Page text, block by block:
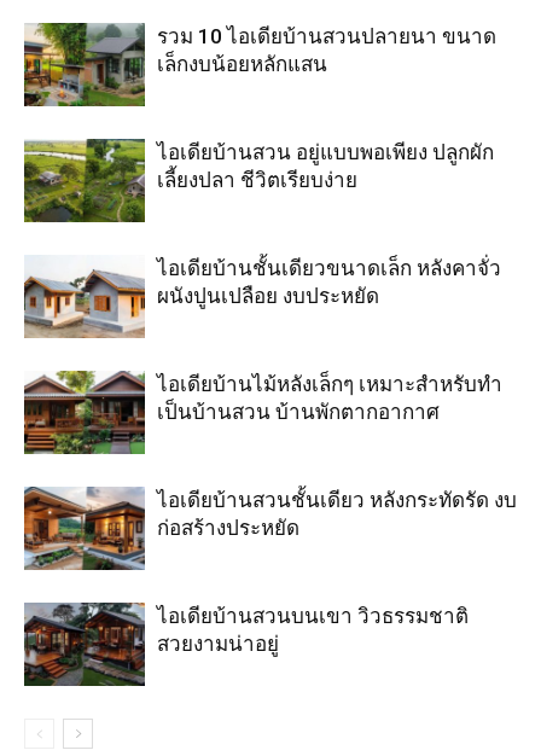
รวม 10 ไอเดียบ้านสวนปลายนา ขนาด
เล็กงบน้อยหลักแสน
ไอเดียบ้านสวน อยู่แบบพอเพียง ปลูกผัก
เลี้ยงปลา ชีวิตเรียบง่าย
ไอเดียบ้านชั้นเดียวขนาดเล็ก หลังคาจั่ว
ผนังปูนเปลือย งบประหยัด
ไอเดียบ้านไม้หลังเล็กๆ เหมาะสำหรับทำ
เป็นบ้านสวน บ้านพักตากอากาศ
ไอเดียบ้านสวนชั้นเดียว หลังกระทัดรัด งบ
ก่อสร้างประหยัด
ไอเดียบ้านสวนบนเขา วิวธรรมชาติ
สวยงามน่าอยู่